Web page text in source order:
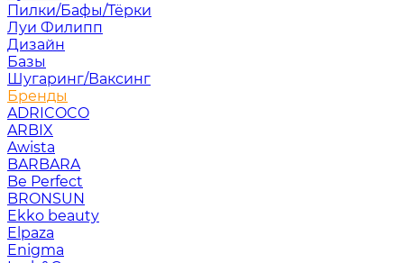
Пилки/Бафы/Тёрки
Луи Филипп
Дизайн
Базы
Шугаринг/Ваксинг
Бренды
ADRICOCO
ARBIX
Awista
BARBARA
Be Perfect
BRONSUN
Ekko beauty
Elpaza
Enigma